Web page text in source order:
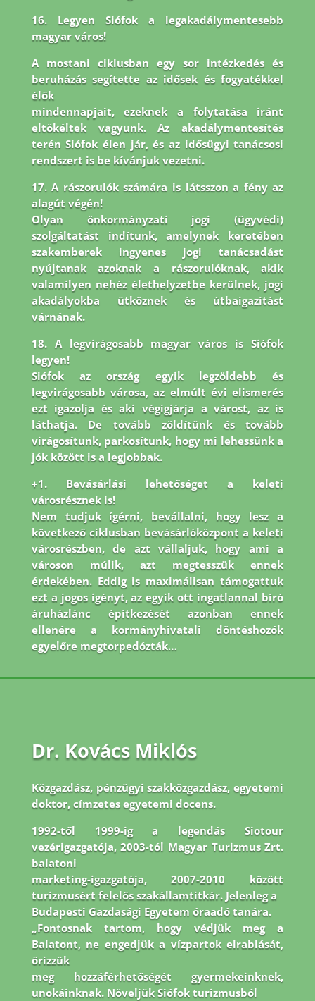
16. Legyen Siófok a legakadálymentesebb
magyar város!
A mostani ciklusban egy sor intézkedés és
beruházás segítette az idősek és fogyatékkel
élők
mindennapjait, ezeknek a folytatása iránt
eltökéltek vagyunk. Az akadálymentesítés
terén Siófok élen jár,és az idősügyi tanácsosi
rendszert is be kívánjuk vezetni.
17. A rászorulók számára is látsszon a fény az
alagút végén!
Olyan önkormányzati jogi (ügyvédi)
szolgáltatást indítunk, amelynek keretében
szakemberek ingyenes jogi tanácsadást
nyújtanak azoknak a rászorulóknak, akik
valamilyen nehéz élethelyzetbe kerülnek, jogi
akadályokba ütköznek és útbaigazítást
várnának.
18. A legvirágosabb magyar város is Siófok
legyen!
Siófok az ország egyik legzöldebb és
legvirágosabb városa, az elmúlt évi elismerés
ezt igazolja és aki végigjárja a várost, az is
láthatja. De tovább zöldítünk és tovább
virágosítunk, parkosítunk, hogy mi lehessünk a
jók között is a legjobbak.
+1. Bevásárlási lehetőséget a keleti
városrésznek is!
Nem tudjuk ígérni, bevállalni, hogy lesz a
következő ciklusban bevásárlóközpont a keleti
városrészben, de azt vállaljuk, hogy ami a
városon múlik, azt megtesszük ennek
érdekében. Eddig is maximálisan támogattuk
ezt a jogos igényt, az egyik ott ingatlannal bíró
áruházlánc építkezését azonban ennek
ellenére a kormányhivatali döntéshozók
egyelőre megtorpedózták…
Dr. Kovács Miklós
Közgazdász, pénzügyi szakközgazdász, egyetemi
doktor, címzetes egyetemi docens.
1992-től 1999-ig a legendás Siotour
vezérigazgatója, 2003-tól Magyar Turizmus Zrt.
balatoni
marketing-igazgatója, 2007-2010 között
turizmusért felelős szakállamtitkár. Jelenleg a
Budapesti Gazdasági Egyetem óraadó tanára.
„Fontosnak tartom, hogy védjük meg a
Balatont, ne engedjük a vízpartok elrablását,
őrizzük
meg hozzáférhetőségét gyermekeinknek,
unokáinknak. Növeljük Siófok turizmusból